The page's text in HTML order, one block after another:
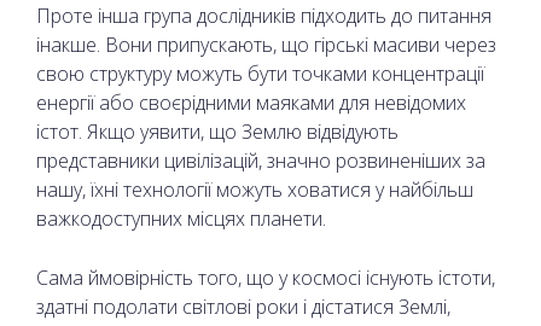
Проте інша група дослідників підходить до питання
інакше. Вони припускають, що гірські масиви через
свою структуру можуть бути точками концентрації
енергії або своєрідними маяками для невідомих
істот. Якщо уявити, що Землю відвідують
представники цивілізацій, значно розвиненіших за
нашу, їхні технології можуть ховатися у найбільш
важкодоступних місцях планети.
Сама ймовірність того, що у космосі існують істоти,
здатні подолати світлові роки і дістатися Землі,